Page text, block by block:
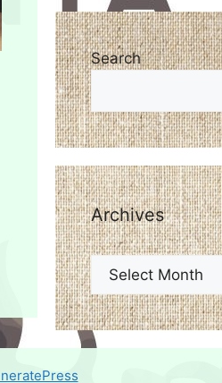
Search
Archives